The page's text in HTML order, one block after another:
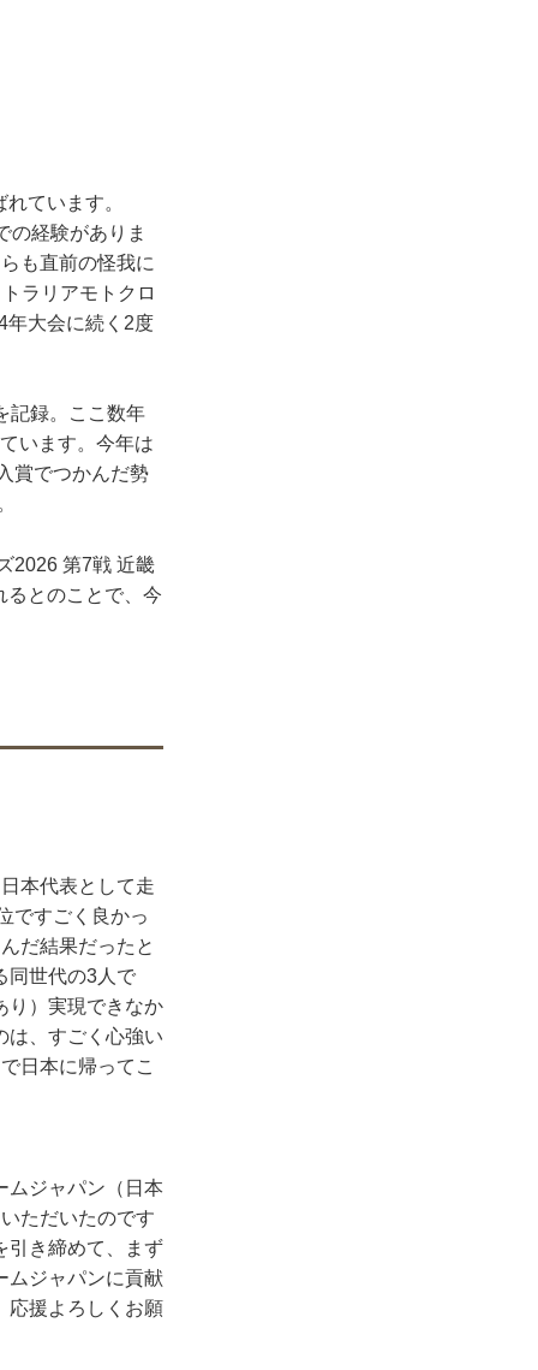
ています。
の経験がありま
も直前の怪我に
ラリアモトクロ
年大会に続く2度
記録。ここ数年
います。今年は
賞でつかんだ勢
2026 第7戦 近畿
るとのことで、今
本代表として走
ですごく良かっ
だ結果だったと
同世代の3人で
り）実現できなか
は、すごく心強い
日本に帰ってこ
ムジャパン（日本
ただいたのです
引き締めて、まず
ムジャパンに貢献
応援よろしくお願